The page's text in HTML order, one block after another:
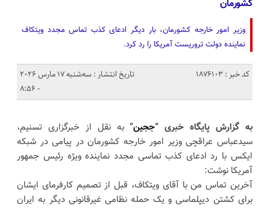
کشورمان
وزیر امور خارجه کشورمان، بار دیگر ادعای کذب تماس مجدد ویتکاف
نماینده دولت تروریست آمریکا را رد کرد.
کد خبر : 1876103
تاریخ انتشار : سه‌شنبه 17 مارس 2026
- 8:56
به گزارش پایگاه خبری “ججین”به نقل از خبرگزاری تسنیم،
سیدعباس عراقچی وزیر امور خارجه کشورمان در پیامی در شبکه
ایکس با رد ادعای کذب تماسی مجدد نماینده ویژه رئیس جمهور
آمریکا نوشت:
آخرین تماس من با آقای ویتکاف، قبل از تصمیم کارفرمای ایشان
برای کشتن دیپلماسی و یک حمله نظامی غیرقانونی دیگر به ایران